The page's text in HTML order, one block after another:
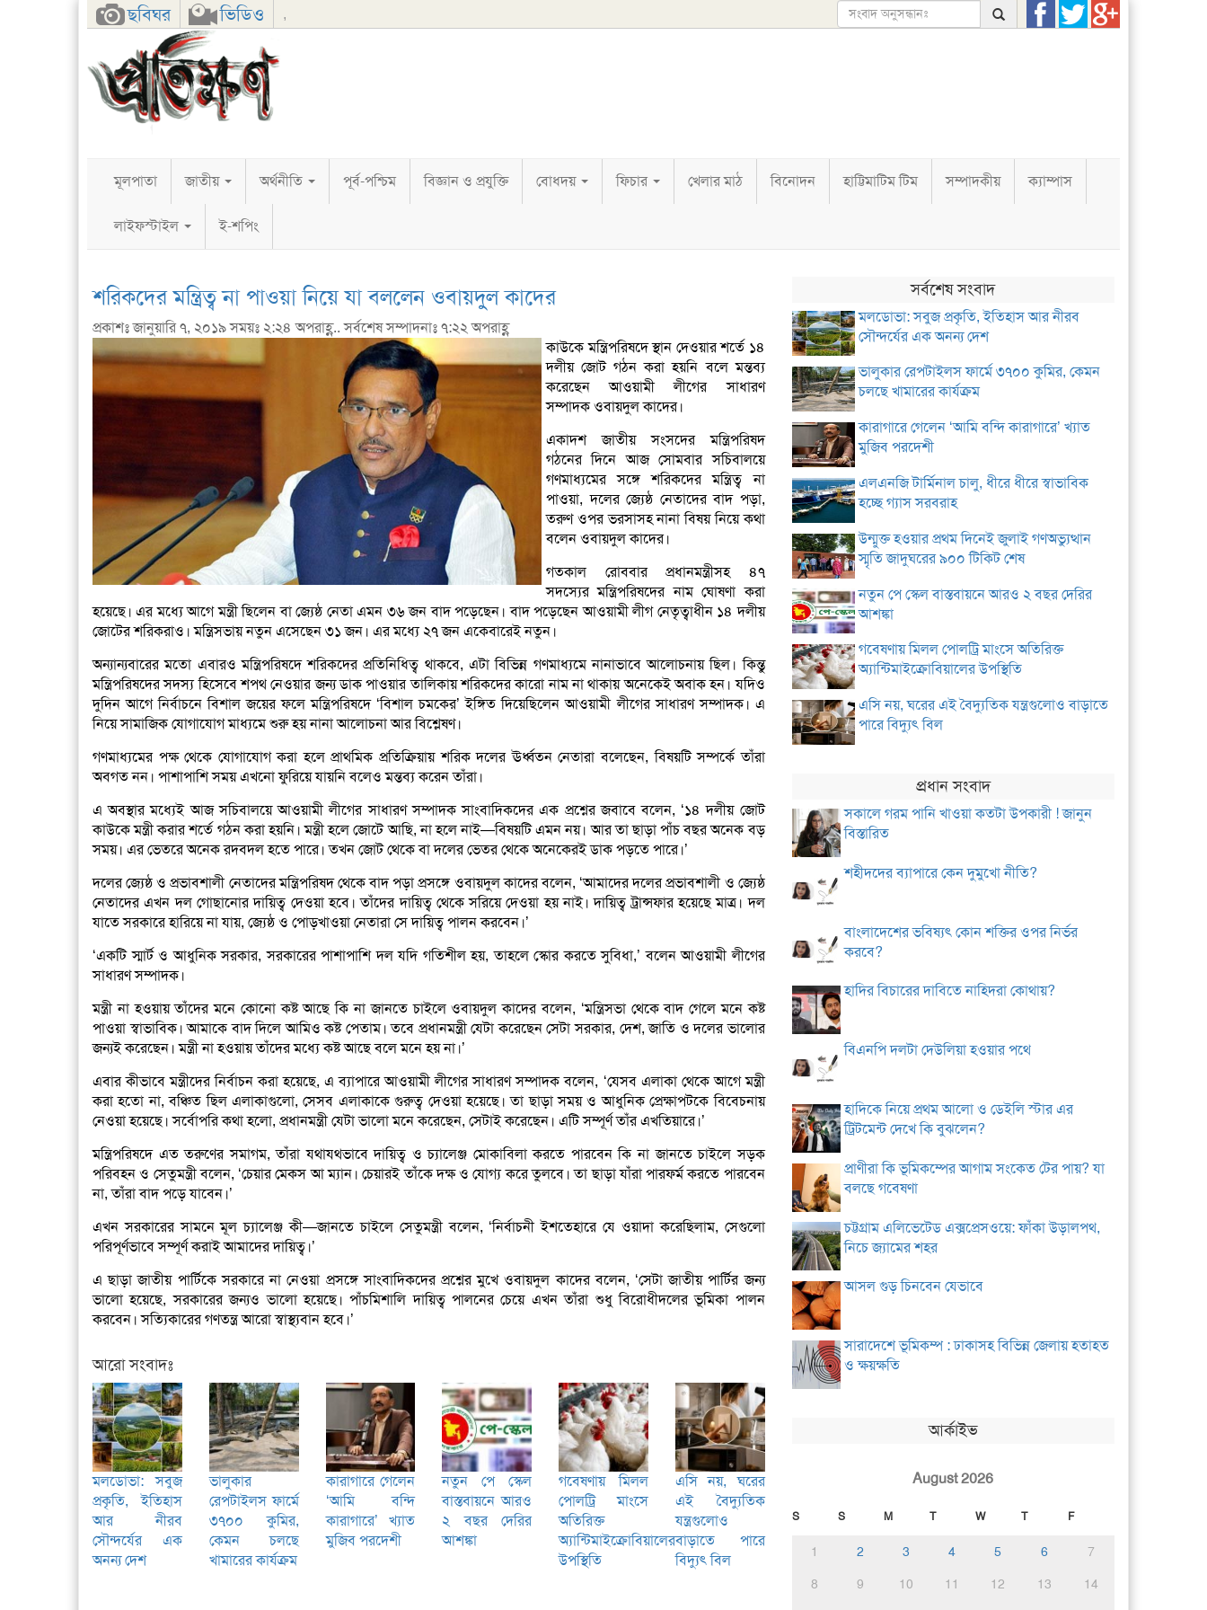
ছবিঘর ভিডিও ,
FacebookTwitterGoogle+
মূলপাতা জাতীয় অর্থনীতি পূর্ব-পশ্চিম বিজ্ঞান ও প্রযুক্তি বোধদয় ফিচার খেলার মাঠ বিনোদন হাট্টিমাটিম টিম সম্পাদকীয় ক্যাম্পাস
লাইফস্টাইল ই-শপিং
শরিকদের মন্ত্রিত্ব না পাওয়া নিয়ে যা বললেন ওবায়দুল কাদের
প্রকাশঃ জানুয়ারি ৭, ২০১৯ সময়ঃ ২:২৪ অপরাহ্ণ.. সর্বশেষ সম্পাদনাঃ ৭:২২ অপরাহ্ণ
কাউকে মন্ত্রিপরিষদে স্থান দেওয়ার শর্তে ১৪
দলীয় জোট গঠন করা হয়নি বলে মন্তব্য
করেছেন আওয়ামী লীগের সাধারণ
সম্পাদক ওবায়দুল কাদের।
একাদশ জাতীয় সংসদের মন্ত্রিপরিষদ
গঠনের দিনে আজ সোমবার সচিবালয়ে
গণমাধ্যমের সঙ্গে শরিকদের মন্ত্রিত্ব না
পাওয়া, দলের জ্যেষ্ঠ নেতাদের বাদ পড়া,
তরুণ ওপর ভরসাসহ নানা বিষয় নিয়ে কথা
বলেন ওবায়দুল কাদের।
গতকাল রোববার প্রধানমন্ত্রীসহ ৪৭
সদস্যের মন্ত্রিপরিষদের নাম ঘোষণা করা
হয়েছে। এর মধ্যে আগে মন্ত্রী ছিলেন বা জ্যেষ্ঠ নেতা এমন ৩৬ জন বাদ পড়েছেন। বাদ পড়েছেন আওয়ামী লীগ নেতৃত্বাধীন ১৪ দলীয়
জোটের শরিকরাও। মন্ত্রিসভায় নতুন এসেছেন ৩১ জন। এর মধ্যে ২৭ জন একেবারেই নতুন।
অন্যান্যবারের মতো এবারও মন্ত্রিপরিষদে শরিকদের প্রতিনিধিত্ব থাকবে, এটা বিভিন্ন গণমাধ্যমে নানাভাবে আলোচনায় ছিল। কিন্তু
মন্ত্রিপরিষদের সদস্য হিসেবে শপথ নেওয়ার জন্য ডাক পাওয়ার তালিকায় শরিকদের কারো নাম না থাকায় অনেকেই অবাক হন। যদিও
দুদিন আগে নির্বাচনে বিশাল জয়ের ফলে মন্ত্রিপরিষদে ‘বিশাল চমকের’ ইঙ্গিত দিয়েছিলেন আওয়ামী লীগের সাধারণ সম্পাদক। এ
নিয়ে সামাজিক যোগাযোগ মাধ্যমে শুরু হয় নানা আলোচনা আর বিশ্লেষণ।
গণমাধ্যমের পক্ষ থেকে যোগাযোগ করা হলে প্রাথমিক প্রতিক্রিয়ায় শরিক দলের ঊর্ধ্বতন নেতারা বলেছেন, বিষয়টি সম্পর্কে তাঁরা
অবগত নন। পাশাপাশি সময় এখনো ফুরিয়ে যায়নি বলেও মন্তব্য করেন তাঁরা।
এ অবস্থার মধ্যেই আজ সচিবালয়ে আওয়ামী লীগের সাধারণ সম্পাদক সাংবাদিকদের এক প্রশ্নের জবাবে বলেন, ‘১৪ দলীয় জোট
কাউকে মন্ত্রী করার শর্তে গঠন করা হয়নি। মন্ত্রী হলে জোটে আছি, না হলে নাই—বিষয়টি এমন নয়। আর তা ছাড়া পাঁচ বছর অনেক বড়
সময়। এর ভেতরে অনেক রদবদল হতে পারে। তখন জোট থেকে বা দলের ভেতর থেকে অনেকেরই ডাক পড়তে পারে।’
দলের জ্যেষ্ঠ ও প্রভাবশালী নেতাদের মন্ত্রিপরিষদ থেকে বাদ পড়া প্রসঙ্গে ওবায়দুল কাদের বলেন, ‘আমাদের দলের প্রভাবশালী ও জ্যেষ্ঠ
নেতাদের এখন দল গোছানোর দায়িত্ব দেওয়া হবে। তাঁদের দায়িত্ব থেকে সরিয়ে দেওয়া হয় নাই। দায়িত্ব ট্রান্সফার হয়েছে মাত্র। দল
যাতে সরকারে হারিয়ে না যায়, জ্যেষ্ঠ ও পোড়খাওয়া নেতারা সে দায়িত্ব পালন করবেন।’
‘একটি স্মার্ট ও আধুনিক সরকার, সরকারের পাশাপাশি দল যদি গতিশীল হয়, তাহলে স্কোর করতে সুবিধা,’ বলেন আওয়ামী লীগের
সাধারণ সম্পাদক।
মন্ত্রী না হওয়ায় তাঁদের মনে কোনো কষ্ট আছে কি না জানতে চাইলে ওবায়দুল কাদের বলেন, ‘মন্ত্রিসভা থেকে বাদ গেলে মনে কষ্ট
পাওয়া স্বাভাবিক। আমাকে বাদ দিলে আমিও কষ্ট পেতাম। তবে প্রধানমন্ত্রী যেটা করেছেন সেটা সরকার, দেশ, জাতি ও দলের ভালোর
জন্যই করেছেন। মন্ত্রী না হওয়ায় তাঁদের মধ্যে কষ্ট আছে বলে মনে হয় না।’
এবার কীভাবে মন্ত্রীদের নির্বাচন করা হয়েছে, এ ব্যাপারে আওয়ামী লীগের সাধারণ সম্পাদক বলেন, ‘যেসব এলাকা থেকে আগে মন্ত্রী
করা হতো না, বঞ্চিত ছিল এলাকাগুলো, সেসব এলাকাকে গুরুত্ব দেওয়া হয়েছে। তা ছাড়া সময় ও আধুনিক প্রেক্ষাপটকে বিবেচনায়
নেওয়া হয়েছে। সর্বোপরি কথা হলো, প্রধানমন্ত্রী যেটা ভালো মনে করেছেন, সেটাই করেছেন। এটি সম্পূর্ণ তাঁর এখতিয়ারে।’
মন্ত্রিপরিষদে এত তরুণের সমাগম, তাঁরা যথাযথভাবে দায়িত্ব ও চ্যালেঞ্জ মোকাবিলা করতে পারবেন কি না জানতে চাইলে সড়ক
পরিবহন ও সেতুমন্ত্রী বলেন, ‘চেয়ার মেকস আ ম্যান। চেয়ারই তাঁকে দক্ষ ও যোগ্য করে তুলবে। তা ছাড়া যাঁরা পারফর্ম করতে পারবেন
না, তাঁরা বাদ পড়ে যাবেন।’
এখন সরকারের সামনে মূল চ্যালেঞ্জ কী—জানতে চাইলে সেতুমন্ত্রী বলেন, ‘নির্বাচনী ইশতেহারে যে ওয়াদা করেছিলাম, সেগুলো
পরিপূর্ণভাবে সম্পূর্ণ করাই আমাদের দায়িত্ব।’
এ ছাড়া জাতীয় পার্টিকে সরকারে না নেওয়া প্রসঙ্গে সাংবাদিকদের প্রশ্নের মুখে ওবায়দুল কাদের বলেন, ‘সেটা জাতীয় পার্টির জন্য
ভালো হয়েছে, সরকারের জন্যও ভালো হয়েছে। পাঁচমিশালি দায়িত্ব পালনের চেয়ে এখন তাঁরা শুধু বিরোধীদলের ভূমিকা পালন
করবেন। সত্যিকারের গণতন্ত্র আরো স্বাস্থ্যবান হবে।’
আরো সংবাদঃ
মলডোভা: সবুজ
প্রকৃতি, ইতিহাস
আর নীরব
সৌন্দর্যের এক
অনন্য দেশ
ভালুকার
রেপটাইলস ফার্মে
৩৭০০ কুমির,
কেমন চলছে
খামারের কার্যক্রম
কারাগারে গেলেন
‘আমি বন্দি
কারাগারে’ খ্যাত
মুজিব পরদেশী
নতুন পে স্কেল
বাস্তবায়নে আরও
২ বছর দেরির
আশঙ্কা
গবেষণায় মিলল
পোলট্রি মাংসে
অতিরিক্ত
অ্যান্টিমাইক্রোবিয়ালের
উপস্থিতি
এসি নয়, ঘরের
এই বৈদ্যুতিক
যন্ত্রগুলোও
বাড়াতে পারে
বিদ্যুৎ বিল
সর্বশেষ সংবাদ
মলডোভা: সবুজ প্রকৃতি, ইতিহাস আর নীরব
সৌন্দর্যের এক অনন্য দেশ
ভালুকার রেপটাইলস ফার্মে ৩৭০০ কুমির, কেমন
চলছে খামারের কার্যক্রম
কারাগারে গেলেন ‘আমি বন্দি কারাগারে’ খ্যাত
মুজিব পরদেশী
এলএনজি টার্মিনাল চালু, ধীরে ধীরে স্বাভাবিক
হচ্ছে গ্যাস সরবরাহ
উন্মুক্ত হওয়ার প্রথম দিনেই জুলাই গণঅভ্যুত্থান
স্মৃতি জাদুঘরের ৯০০ টিকিট শেষ
নতুন পে স্কেল বাস্তবায়নে আরও ২ বছর দেরির
আশঙ্কা
গবেষণায় মিলল পোলট্রি মাংসে অতিরিক্ত
অ্যান্টিমাইক্রোবিয়ালের উপস্থিতি
এসি নয়, ঘরের এই বৈদ্যুতিক যন্ত্রগুলোও বাড়াতে
পারে বিদ্যুৎ বিল
প্রধান সংবাদ
সকালে গরম পানি খাওয়া কতটা উপকারী ! জানুন
বিস্তারিত
শহীদদের ব্যাপারে কেন দুমুখো নীতি?
বাংলাদেশের ভবিষ্যৎ কোন শক্তির ওপর নির্ভর
করবে?
হাদির বিচারের দাবিতে নাহিদরা কোথায়?
বিএনপি দলটা দেউলিয়া হওয়ার পথে
হাদিকে নিয়ে প্রথম আলো ও ডেইলি স্টার এর
ট্রিটমেন্ট দেখে কি বুঝলেন?
প্রাণীরা কি ভূমিকম্পের আগাম সংকেত টের পায়? যা
বলছে গবেষণা
চট্টগ্রাম এলিভেটেড এক্সপ্রেসওয়ে: ফাঁকা উড়ালপথ,
নিচে জ্যামের শহর
আসল গুড় চিনবেন যেভাবে
সারাদেশে ভূমিকম্প : ঢাকাসহ বিভিন্ন জেলায় হতাহত
ও ক্ষয়ক্ষতি
আর্কাইভ
August 2026
S S M T W T F
1 2 3 4 5 6
7
8
9 10 11 12 13
14